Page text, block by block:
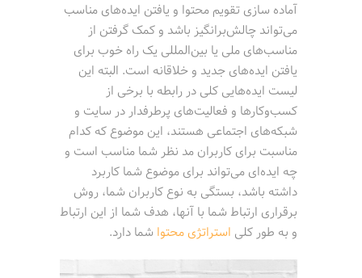
آماده سازی تقویم محتوا و یافتن ایده‌های مناسب
می‌تواند چالش‌برانگیز باشد و کمک گرفتن از
مناسب‌های ملی یا بین‌المللی یک راه خوب برای
یافتن ایده‌های جدید و خلاقانه است. البته این
لیست ایده‌هایی کلی در رابطه با برخی از
کسب‌وکارها و فعالیت‌های پرطرفدار در سایت و
شبکه‌های اجتماعی هستند، این موضوع که کدام
مناسبت برای کاربران مد نظر شما مناسب است و
چه ایده‌ای می‌تواند برای موضوع شما کاربرد
داشته باشد، بستگی به نوع کاربران شما، روش
برقراری ارتباط شما با آنها، هدف شما از این ارتباط
و به طور کلی استراتژی محتوا شما دارد.